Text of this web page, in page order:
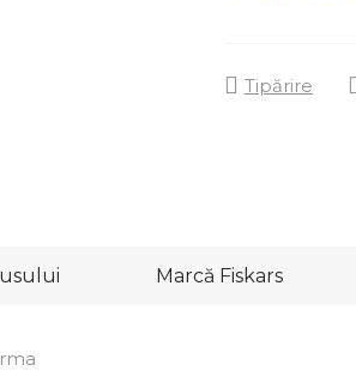
Tipărire
Marcă Fiskars